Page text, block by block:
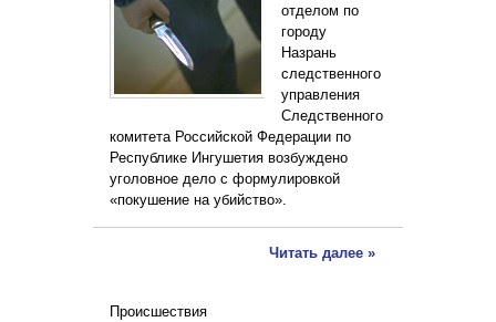
отделом по
городу
Назрань
следственного
управления
Следственного
комитета Российской Федерации по
Республике Ингушетия возбуждено
уголовное дело с формулировкой
«покушение на убийство».
Читать далее »
Происшествия